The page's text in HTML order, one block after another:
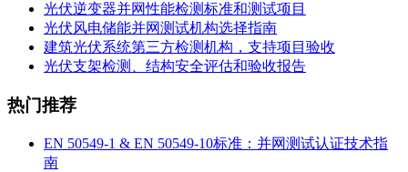
光伏逆变器并网性能检测标准和测试项目
光伏风电储能并网测试机构选择指南
建筑光伏系统第三方检测机构，支持项目验收
光伏支架检测、结构安全评估和验收报告
热门推荐
EN 50549-1 & EN 50549-10标准：并网测试认证技术指
南